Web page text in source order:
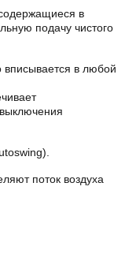
в
подачу чистого
вписывается в любой
поток воздуха